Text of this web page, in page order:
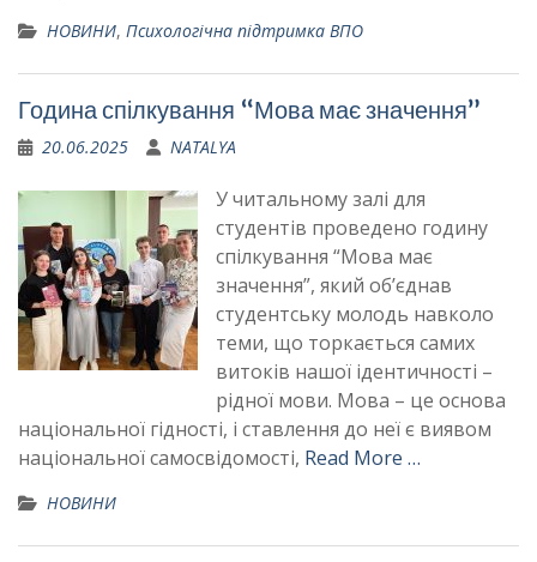
НОВИНИ, Психологічна підтримка ВПО
Година спілкування “Мова має значення”
20.06.2025 NATALYA
У читальному залі для
студентів проведено годину
спілкування “Мова має
значення”, який об’єднав
студентську молодь навколо
теми, що торкається самих
витоків нашої ідентичності –
рідної мови. Мова – це основа
національної гідності, і ставлення до неї є виявом
національної самосвідомості, Read More …
НОВИНИ